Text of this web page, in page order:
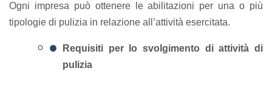
Ogni impresa può ottenere le abilitazioni per una o più
tipologie di pulizia in relazione all’attività esercitata.
Requisiti per lo svolgimento di attività di
pulizia